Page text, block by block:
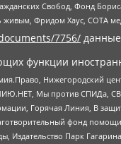
Свобод, Фонд
живым, Фридом Хаус, СОТА
7756/
функции
Нижегородский
Мы против СПИДа,
Горячая Линия, В
фонд
Издательство Парк